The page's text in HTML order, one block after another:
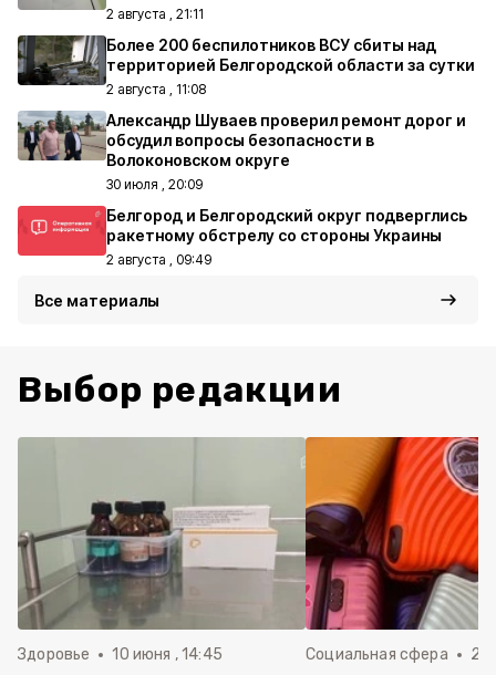
2 августа , 21:11
Более 200 беспилотников ВСУ сбиты над
территорией Белгородской области за сутки
2 августа , 11:08
Александр Шуваев проверил ремонт дорог и
обсудил вопросы безопасности в
Волоконовском округе
30 июля , 20:09
Белгород и Белгородский округ подверглись
ракетному обстрелу со стороны Украины
2 августа , 09:49
Все материалы
Выбор редакции
Здоровье 10 июня , 14:45 Социальная сфера 20